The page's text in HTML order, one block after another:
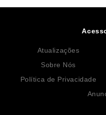
Atualizações
Sobre Nós
Política de Privacidade